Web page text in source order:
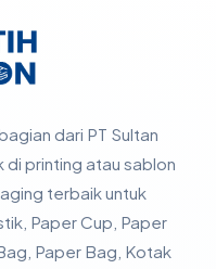
dari PT Sultan
printing atau sablon
terbaik untuk
Paper Cup, Paper
Paper Bag, Kotak